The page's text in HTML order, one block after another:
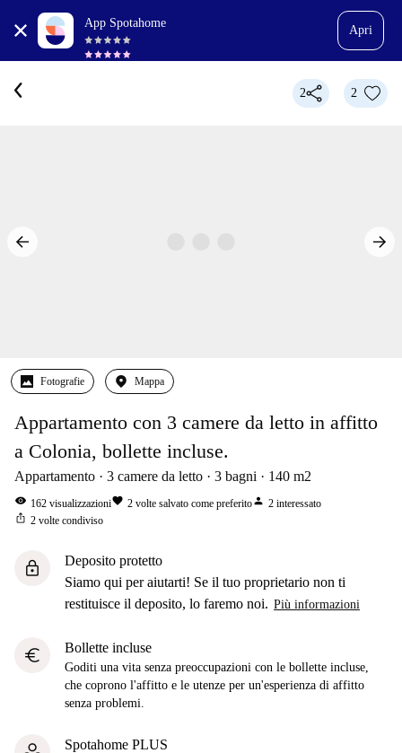
App Spotahome
Apri
2 2
Fotografie Mappa
Appartamento con 3 camere da letto in affitto
a Colonia, bollette incluse.
Appartamento 3 camere da letto 3 bagni 140 m2
visibility 162 visualizzazionifavorite 2 volte salvato come preferitoperson 2 interessato
ios_share 2 volte condiviso
lock
Deposito protetto
Siamo qui per aiutarti! Se il tuo proprietario non ti
restituisce il deposito, lo faremo noi. Più informazioni
euro Bollette incluse
Goditi una vita senza preoccupazioni con le bollette incluse,
che coprono l'affitto e le utenze per un'esperienza di affitto
senza problemi.
Spotahome PLUS